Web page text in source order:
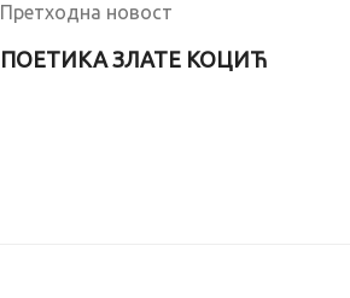
Претходна новост
ПОЕТИКА ЗЛАТЕ КОЦИЋ